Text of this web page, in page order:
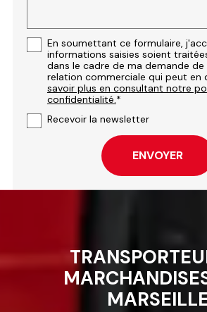
En soumettant ce formulaire,
informations saisies soient
dans le cadre de ma demande
relation commerciale qui peut en
savoir plus en consultant notre
confidentialité.*
Recevoir la newsletter